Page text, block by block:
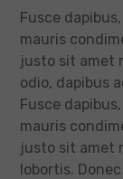
Fusce
mauris
justo sit amet
odio, dapibus
Fusce
mauris
justo sit amet
lobortis.